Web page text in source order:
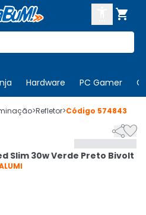

Hardware PC Gamer
SE
>Refletor>Código 574843

Slim 30w Verde Preto Bivolt